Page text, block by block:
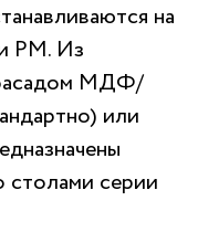
на
РМ. Из
фасадом МДФ/
или
столами серии